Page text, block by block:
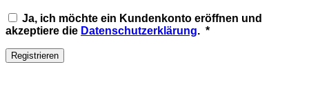
Ja, ich möchte ein Kundenkonto eröffnen und
akzeptiere die Datenschutzerklärung. *Erforderlich
Registrieren